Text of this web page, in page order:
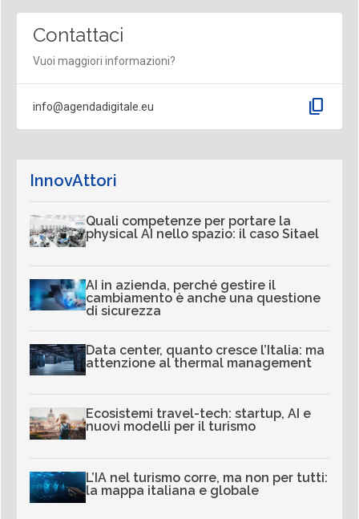
Contattaci
Vuoi maggiori informazioni?
info@agendadigitale.eu content_copy
InnovAttori
Quali competenze per portare la
physical AI nello spazio: il caso Sitael
AI in azienda, perché gestire il
cambiamento è anche una questione
di sicurezza
Data center, quanto cresce l’Italia: ma
attenzione al thermal management
Ecosistemi travel-tech: startup, AI e
nuovi modelli per il turismo
L’IA nel turismo corre, ma non per tutti:
la mappa italiana e globale